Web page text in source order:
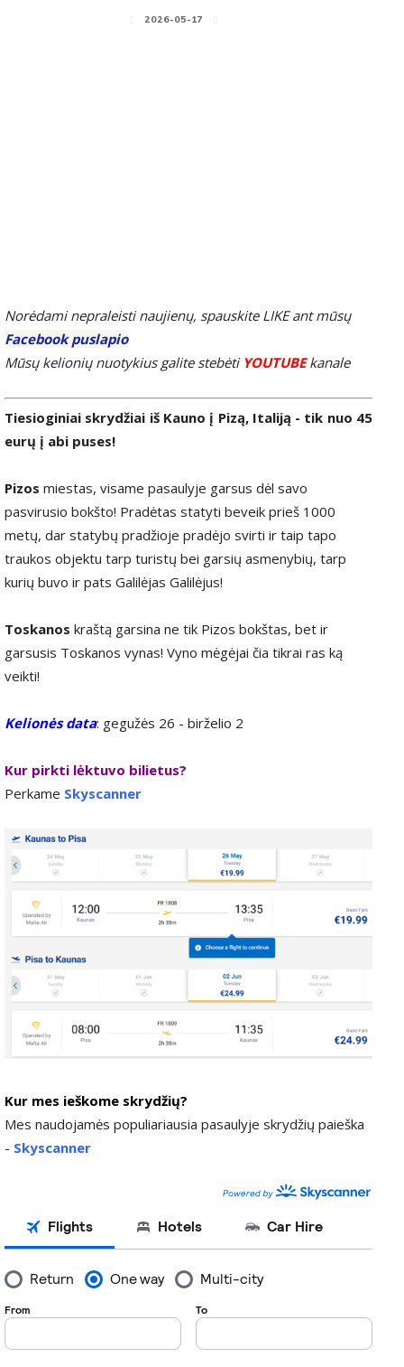
2026-05-17
Norėdami nepraleisti naujienų, spauskite LIKE ant mūsų
Facebook puslapio
Mūsų kelionių nuotykius galite stebėti YOUTUBEkanale
Tiesioginiai skrydžiai iš Kauno į Pizą, Italiją - tik nuo 45
eurų į abi puses!
Pizos miestas, visame pasaulyje garsus dėl savo
pasvirusio bokšto! Pradėtas statyti beveik prieš 1000
metų, dar statybų pradžioje pradėjo svirti ir taip tapo
traukos objektu tarp turistų bei garsių asmenybių, tarp
kurių buvo ir pats Galilėjas Galilėjus!
Toskanos kraštą garsina ne tik Pizos bokštas, bet ir
garsusis Toskanos vynas! Vyno mėgėjai čia tikrai ras ką
veikti!
Kelionės data: gegužės 26 - birželio 2
Kur pirkti lėktuvo bilietus?
Perkame Skyscanner
Kur mes ieškome skrydžių?
Mes naudojamės populiariausia pasaulyje skrydžių paieška
- Skyscanner